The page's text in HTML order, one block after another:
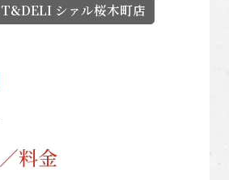
シァル桜木町店
料金